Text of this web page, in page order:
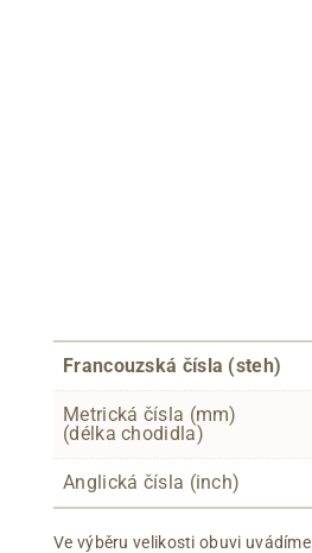
Francouzská čísla (steh)
Metrická čísla (mm)
(délka chodidla)
Anglická čísla (inch)
Ve výběru velikosti obuvi